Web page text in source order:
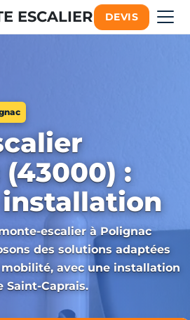
ESCALIER DEVIS
(43000) :
escalier à Polignac
des solutions adaptées
avec une installation
Saint-Caprais.